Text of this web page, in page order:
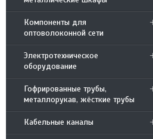
Компоненты для
оптоволоконной сети
Электротехническое
оборудование
Гофрированные трубы,
металлорукав, жёсткие трубы
Кабельные каналы